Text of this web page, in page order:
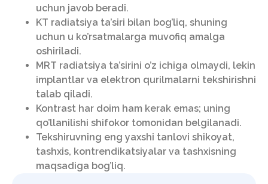
uchun javob beradi.
KT radiatsiya ta’siri bilan bog’liq, shuning
uchun u ko’rsatmalarga muvofiq amalga
oshiriladi.
MRT radiatsiya ta’sirini o’z ichiga olmaydi, lekin
implantlar va elektron qurilmalarni tekshirishni
talab qiladi.
Kontrast har doim ham kerak emas; uning
qo’llanilishi shifokor tomonidan belgilanadi.
Tekshiruvning eng yaxshi tanlovi shikoyat,
tashxis, kontrendikatsiyalar va tashxisning
maqsadiga bog’liq.